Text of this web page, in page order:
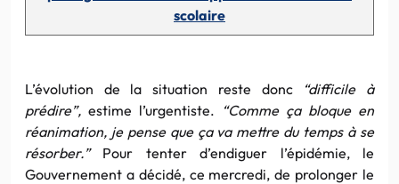
scolaire
L’évolution de la situation reste donc
“difficile à
prédire”, estime l’urgentiste. “Comme ça bloque en
réanimation, je pense que ça va mettre du temps à se
résorber.” Pour tenter d’endiguer l’épidémie, le
Gouvernement a décidé, ce mercredi, de prolonger le